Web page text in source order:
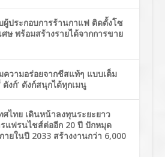
ผู้ประกอบการร้านกาแฟ ติดตั้งโซ
ษ พร้อมสร้างรายได้จากการขาย
วามอร่อยจากชีสแท้ๆ แบบเต็ม
งก์’ ดังก์สนุกได้ทุกเมนู
ไทย เดินหน้าลงทุนระยะยาว
แฟรนไชส์ต่ออีก 20 ปี ปักหมุด
ยในปี 2033 สร้างงานกว่า 6,000